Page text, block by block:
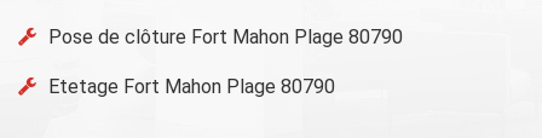
Pose de clôture Fort Mahon Plage 80790
Etetage Fort Mahon Plage 80790